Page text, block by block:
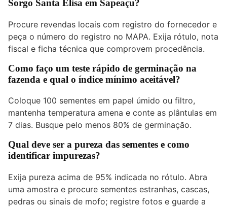
Sorgo Santa Elisa em Sapeaçu?
Procure revendas locais com registro do fornecedor e
peça o número do registro no MAPA. Exija rótulo, nota
fiscal e ficha técnica que comprovem procedência.
Como faço um teste rápido de germinação na
fazenda e qual o índice mínimo aceitável?
Coloque 100 sementes em papel úmido ou filtro,
mantenha temperatura amena e conte as plântulas em
7 dias. Busque pelo menos 80% de germinação.
Qual deve ser a pureza das sementes e como
identificar impurezas?
Exija pureza acima de 95% indicada no rótulo. Abra
uma amostra e procure sementes estranhas, cascas,
pedras ou sinais de mofo; registre fotos e guarde a